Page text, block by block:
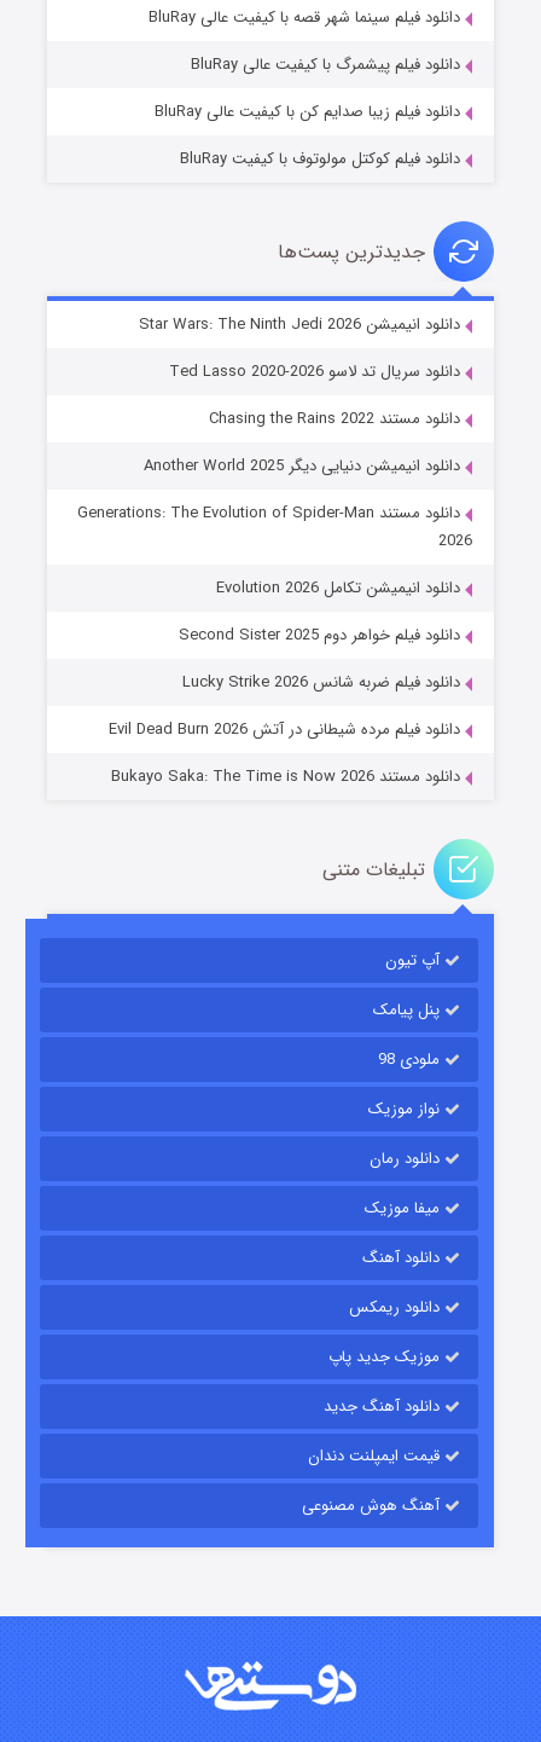
خاندان اژدها فصل ۳
جادوگری در مغولستان
باب اسفنجی فصل ۱۷
قسمت۶ (زیرنویس) منتشر شد
قسمت۱۵ (دوبله) منتشر شد
زیرزمین
دانلود فیلم سینما شهر قصه با کیفیت عالی BluRay
دانلود فیلم پیشمرگ با کیفیت عالی BluRay
دانلود فیلم زیبا صدایم کن با کیفیت عالی BluRay
دانلود فیلم کوکتل مولوتوف با کیفیت BluRay
جدیدترین پست‌ها
دانلود انیمیشن Star Wars: The Ninth Jedi 2026
دانلود سریال تد لاسو Ted Lasso 2020-2026
دانلود مستند Chasing the Rains 2022
دانلود انیمیشن دنیایی دیگر Another World 2025
دانلود مستند Generations: The Evolution of Spider-Man
2026
دانلود انیمیشن تکامل Evolution 2026
دانلود فیلم خواهر دوم Second Sister 2025
دانلود فیلم ضربه شانس Lucky Strike 2026
دانلود فیلم مرده شیطانی در آتش Evil Dead Burn 2026
دانلود مستند Bukayo Saka: The Time is Now 2026
تبلیغات متنی
آپ تیون
پنل پیامک
ملودی 98
نواز موزیک
دانلود رمان
میفا موزیک
دانلود آهنگ
دانلود ریمکس
موزیک جدید پاپ
دانلود آهنگ جدید
قیمت ایمپلنت دندان
آهنگ هوش مصنوعی